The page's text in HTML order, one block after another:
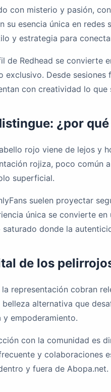
con misterio y pasión,
su esencia única en
y estrategia para
de Redhead se convierte
Desde
con creatividad lo que
¿por
rojo viene de lejos y
rojiza, poco común
superficial.
suelen proyectar
única se convierte
donde la
de los
representación cobran
belleza alternativa que
empoderamiento.
con la comunidad es
y colaboraciones
y fuera de Abopa.net.